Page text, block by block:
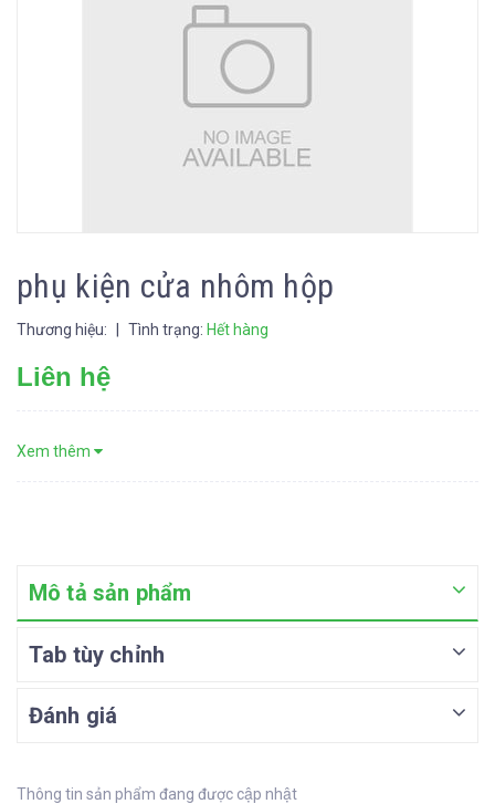
phụ kiện cửa nhôm hộp
Thương hiệu: Tình trạng: Hết hàng
Liên hệ
Xem thêm
Mô tả sản phẩm
Tab tùy chỉnh
Đánh giá
Thông tin sản phẩm đang được cập nhật